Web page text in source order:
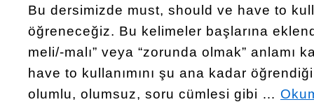
Bu dersimizde must, should ve have to
öğreneceğiz. Bu kelimeler başlarına
meli/-malı” veya “zorunda olmak” anlamı
have to kullanımını şu ana kadar
olumlu, olumsuz, soru cümlesi gibi …